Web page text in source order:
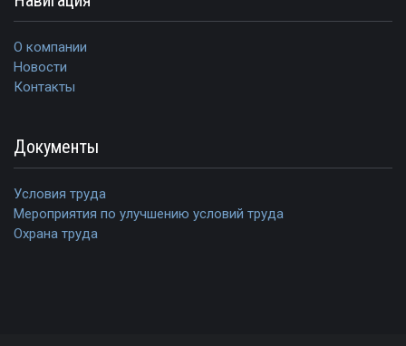
О компании
Новости
Контакты
Документы
Условия труда
Мероприятия по улучшению условий труда
Охрана труда